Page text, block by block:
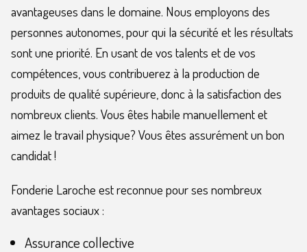
avantageuses dans le domaine. Nous employons des
personnes autonomes, pour qui la sécurité et les résultats
sont une priorité. En usant de vos talents et de vos
compétences, vous contribuerez à la production de
produits de qualité supérieure, donc à la satisfaction des
nombreux clients. Vous êtes habile manuellement et
aimez le travail physique? Vous êtes assurément un bon
candidat !
Fonderie Laroche est reconnue pour ses nombreux
avantages sociaux :
Assurance collective